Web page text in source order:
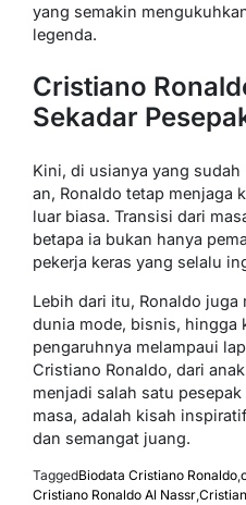
yang semakin
legenda.
Cristiano
Sekadar
Kini, di usianya yang
an, Ronaldo tetap menjaga
luar biasa. Transisi dari
betapa ia bukan hanya
pekerja keras yang selalu
Lebih dari itu, Ronaldo
dunia mode, bisnis, hingga
pengaruhnya melampaui
Cristiano Ronaldo, dari
menjadi salah satu
masa, adalah kisah
dan semangat juang.
TaggedBiodata Cristiano Ronaldo,
Cristiano Ronaldo Al Nassr,